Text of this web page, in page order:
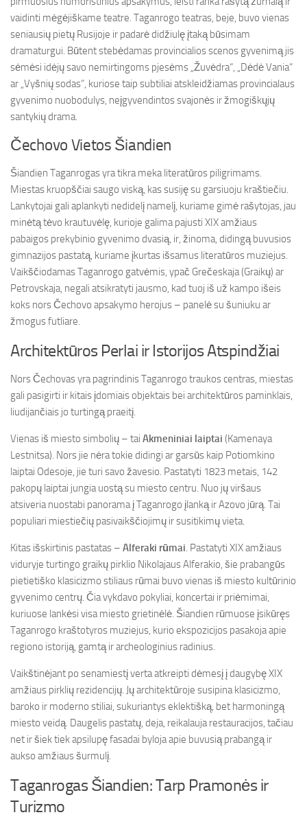
vaidinti mėgėjiškame teatre. Taganrogo teatras, beje, buvo vienas
seniausių pietų Rusijoje ir padarė didžiulę įtaką būsimam
dramaturgui. Būtent stebėdamas provincialios scenos gyvenimą jis
sėmėsi idėjų savo nemirtingoms pjesėms „Žuvėdra“, „Dėdė Vania“
ar „Vyšnių sodas“, kuriose taip subtiliai atskleidžiamas provincialaus
gyvenimo nuobodulys, neįgyvendintos svajonės ir žmogiškųjų
santykių drama.
Čechovo Vietos Šiandien
Šiandien Taganrogas yra tikra meka literatūros piligrimams.
Miestas kruopščiai saugo viską, kas susiję su garsiuoju kraštiečiu.
Lankytojai gali aplankyti nedidelį namelį, kuriame gimė rašytojas, jau
minėtą tėvo krautuvėlę, kurioje galima pajusti XIX amžiaus
pabaigos prekybinio gyvenimo dvasią, ir, žinoma, didingą buvusios
gimnazijos pastatą, kuriame įkurtas išsamus literatūros muziejus.
Vaikščiodamas Taganrogo gatvėmis, ypač Grečeskaja (Graikų) ar
Petrovskaja, negali atsikratyti jausmo, kad tuoj iš už kampo išeis
koks nors Čechovo apsakymo herojus – panelė su šuniuku ar
žmogus futliare.
Architektūros Perlai ir Istorijos Atspindžiai
Nors Čechovas yra pagrindinis Taganrogo traukos centras, miestas
gali pasigirti ir kitais įdomiais objektais bei architektūros paminklais,
liudijančiais jo turtingą praeitį.
Vienas iš miesto simbolių – tai Akmeniniai laiptai (Kamenaya
Lestnitsa). Nors jie nėra tokie didingi ar garsūs kaip Potiomkino
laiptai Odesoje, jie turi savo žavesio. Pastatyti 1823 metais, 142
pakopų laiptai jungia uostą su miesto centru. Nuo jų viršaus
atsiveria nuostabi panorama į Taganrogo įlanką ir Azovo jūrą. Tai
populiari miestiečių pasivaikščiojimų ir susitikimų vieta.
Kitas išskirtinis pastatas – Alferaki rūmai. Pastatyti XIX amžiaus
viduryje turtingo graikų pirklio Nikolajaus Alferakio, šie prabangūs
pietietiško klasicizmo stiliaus rūmai buvo vienas iš miesto kultūrinio
gyvenimo centrų. Čia vykdavo pokyliai, koncertai ir priėmimai,
kuriuose lankėsi visa miesto grietinėlė. Šiandien rūmuose įsikūręs
Taganrogo kraštotyros muziejus, kurio ekspozicijos pasakoja apie
regiono istoriją, gamtą ir archeologinius radinius.
Vaikštinėjant po senamiestį verta atkreipti dėmesį į daugybę XIX
amžiaus pirklių rezidencijų. Jų architektūroje susipina klasicizmo,
baroko ir moderno stiliai, sukuriantys eklektišką, bet harmoningą
miesto veidą. Daugelis pastatų, deja, reikalauja restauracijos, tačiau
net ir šiek tiek apsilupę fasadai byloja apie buvusią prabangą ir
aukso amžiaus šurmulį.
Taganrogas Šiandien: Tarp Pramonės ir
Turizmo